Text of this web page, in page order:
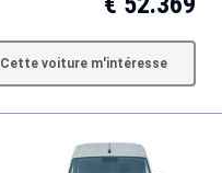
Cette voiture m'intéresse